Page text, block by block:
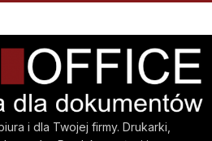
i dla Twojej firmy. Drukarki,